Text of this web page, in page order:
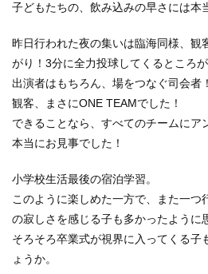
子どもたちの、飲み込みの早さには本
昨日行われた夜の集いは臨海同様、観
がり！3分に全力投球してくるところ
出演者はもちろん、場をつなぐ司会者
観客、まさにONE TEAMでした！
できることなら、すべてのチームにア
本当にお見事でした！
小学校生活最後の宿泊学習。
このように楽しめた一方で、また一つ
の寂しさを感じる子も多かったように
そろそろ卒業式が視界に入ってくる子
ょうか。